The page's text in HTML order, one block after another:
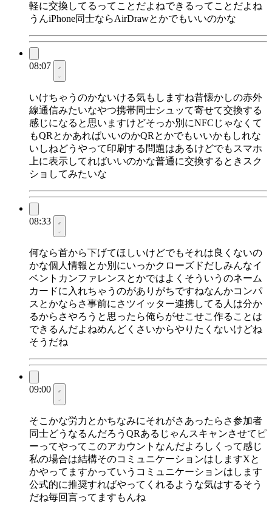
軽に交換してるってことだよねできるってことだよね
うんiPhone同士ならAirDrawとかでもいいのかな
08:07
いけちゃうのかないける気もしますね昔懐かしの赤外
線通信みたいなやつ携帯同士シュッて寄せて交換する
感じになると思いますけどそっか別にNFCじゃなくて
もQRとかあればいいのかQRとかでもいいかもしれな
いしねどうやって印刷する問題はあるけどでもスマホ
上に表示してればいいのかな普通に交換するときスク
ショしてみたいな
08:33
何なら首から下げてほしいけどでもそれは良くないの
かな個人情報とか別にいっかクローズドだしみんなイ
ベントカンファレンスとかではよくそういうのネーム
カードに入れちゃうのがありがちですねなんかコンパ
スとかならさ事前にさツイッター連携してる人は分か
るからさやろうと思ったら俺らがせこせこ作ることは
できるんだよねめんどくさいからやりたくないけどね
そうだね
09:00
そこかな労力とかちなみにそれがさあったらさ参加者
同士どうなるんだろうQRあるじゃんスキャンさせてピ
ーってやってこのアカウントなんだよろしくって感じ
私の場合は結構そのコミュニケーションはしますXと
かやってますかっていうコミュニケーションはします
公式的に推奨すればやってくれるような気はするそう
だね毎回言ってますもんね